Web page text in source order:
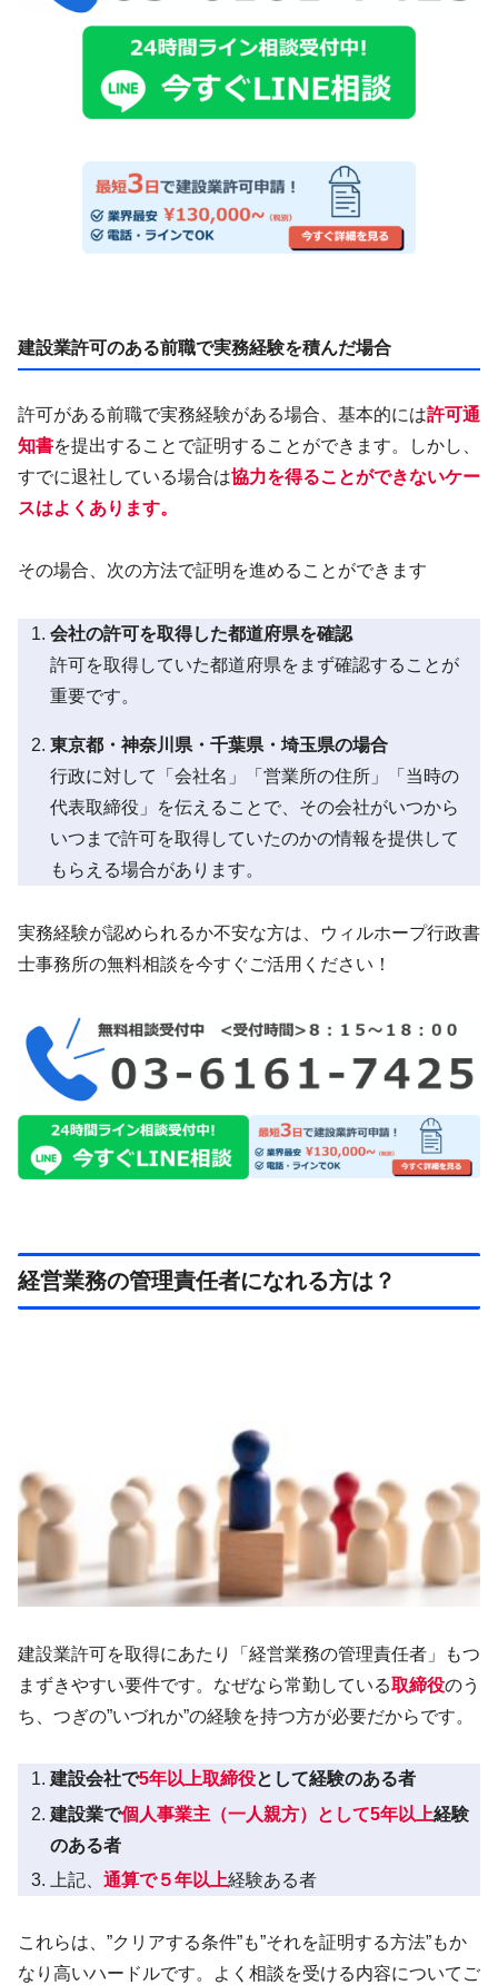
建設業許可のある前職で実務経験を積んだ場合
許可がある前職で実務経験がある場合、基本的には許可通
知書を提出することで証明することができます。しかし、
すでに退社している場合は協力を得ることができないケー
スはよくあります。
その場合、次の方法で証明を進めることができます
会社の許可を取得した都道府県を確認
許可を取得していた都道府県をまず確認することが
重要です。
東京都・神奈川県・千葉県・埼玉県の場合
行政に対して「会社名」「営業所の住所」「当時の
代表取締役」を伝えることで、その会社がいつから
いつまで許可を取得していたのかの情報を提供して
もらえる場合があります。
実務経験が認められるか不安な方は、ウィルホープ行政書
士事務所の無料相談を今すぐご活用ください！
経営業務の管理責任者になれる方は？
建設業許可を取得にあたり「経営業務の管理責任者」もつ
まずきやすい要件です。なぜなら常勤している取締役のう
ち、つぎの”いづれか”の経験を持つ方が必要だからです。
建設会社で5年以上取締役として経験のある者
建設業で個人事業主（一人親方）として5年以上経験
のある者
上記、通算で５年以上経験ある者
これらは、”クリアする条件”も”それを証明する方法”もか
なり高いハードルです。よく相談を受ける内容についてご